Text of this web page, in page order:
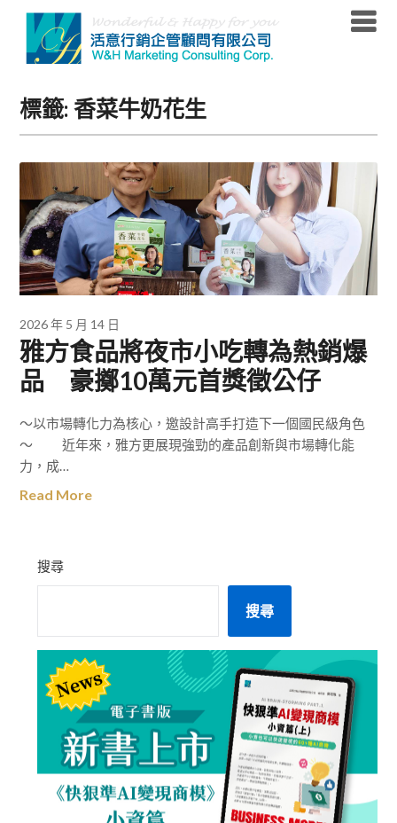
content
標籤:香菜牛奶花生
2026 年 5 月 14 日
雅方食品將夜市小吃轉為熱銷爆
品 豪擲10萬元首獎徵公仔
～以市場轉化力為核心，邀設計高手打造下一個國民級角色
～ 近年來，雅方更展現強勁的產品創新與市場轉化能
力，成…
Read More
搜尋
搜尋